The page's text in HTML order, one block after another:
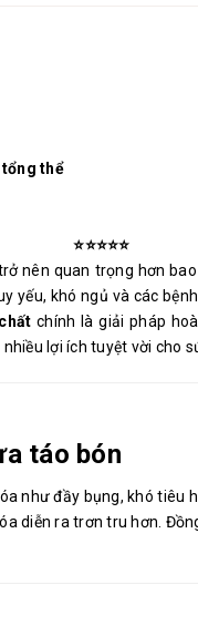
thể
⭐⭐⭐⭐⭐
nên quan trọng hơn
yếu, khó ngủ và các
chính là giải pháp
lợi ích tuyệt vời cho
táo bón
như đầy bụng, khó tiêu
diễn ra trơn tru hơn.